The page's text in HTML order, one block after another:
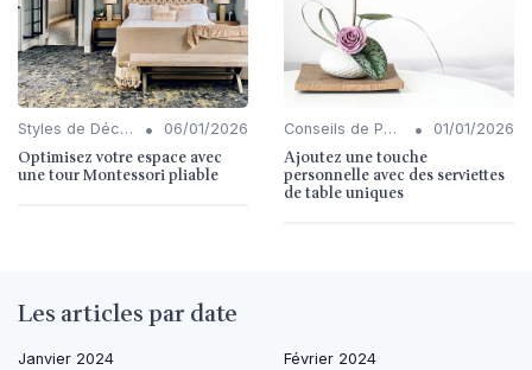
Styles de Décoration Intérieure • 06/01/2026
Optimisez votre espace avec
une tour Montessori pliable
Conseils de Personnalisation • 01/01/2026
Ajoutez une touche
personnelle avec des serviettes
de table uniques
Les articles par date
Janvier 2024
Février 2024